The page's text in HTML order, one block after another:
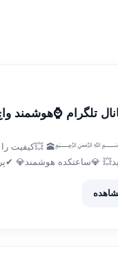
تلگرام ⌚هوشمند
💥کیفیت را
💎ساعتکده هوشمند💎
✔زیرقیمت بازار